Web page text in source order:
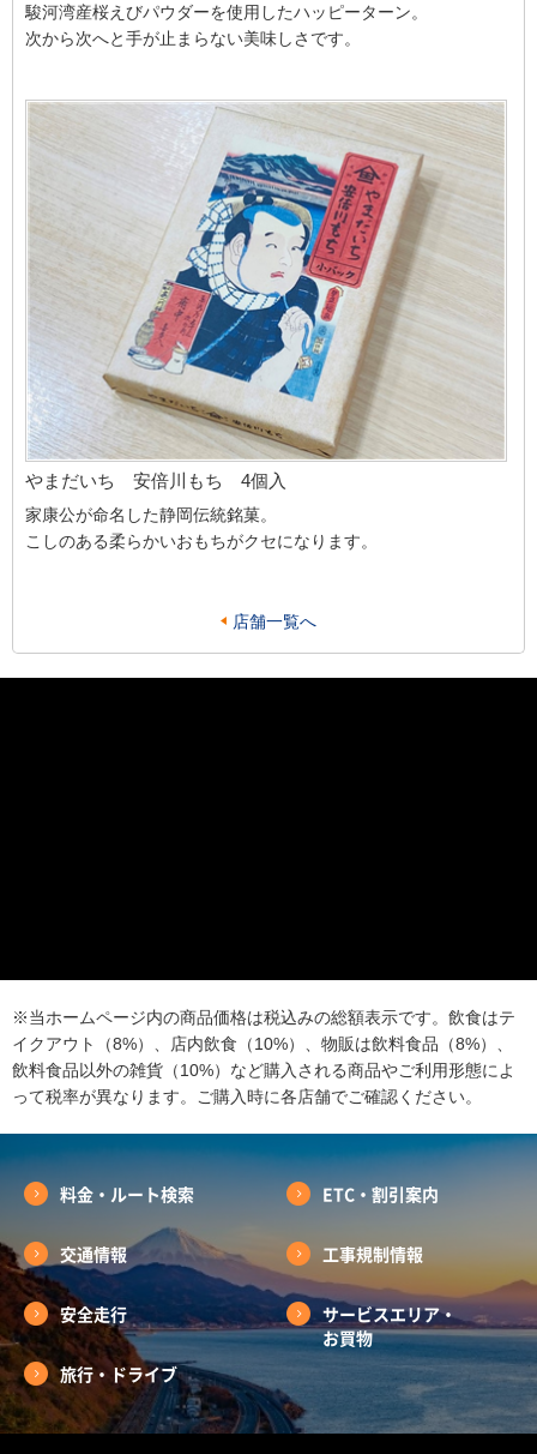
駿河湾産桜えびパウダーを使用したハッピーターン。
次から次へと手が止まらない美味しさです。
やまだいち 安倍川もち 4個入
家康公が命名した静岡伝統銘菓。
こしのある柔らかいおもちがクセになります。
店舗一覧へ
※当ホームページ内の商品価格は税込みの総額表示です。飲食はテ
イクアウト（8%）、店内飲食（10%）、物販は飲料食品（8%）、
飲料食品以外の雑貨（10%）など購入される商品やご利用形態によ
って税率が異なります。ご購入時に各店舗でご確認ください。
料金・ルート検索 ETC・割引案内
交通情報 工事規制情報
安全走行
サービスエリア・
お買物
旅行・ドライブ